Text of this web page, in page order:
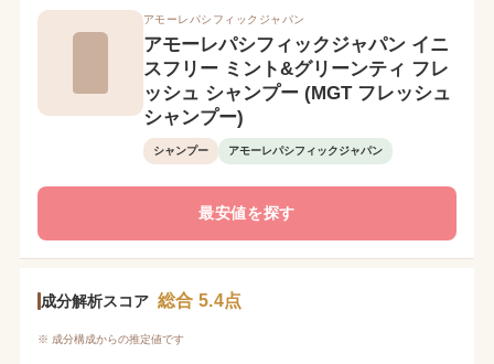
アモーレパシフィックジャパン
アモーレパシフィックジャパン イニ
スフリー ミント&グリーンティ フレ
ッシュ シャンプー (MGT フレッシュ
シャンプー)
シャンプー アモーレパシフィックジャパン
最安値を探す
成分解析スコア 総合 5.4点
※ 成分構成からの推定値です